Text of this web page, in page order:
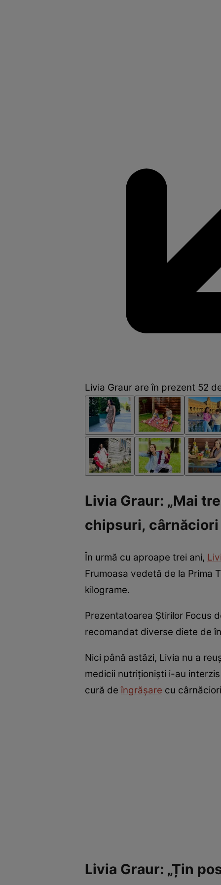
Livia Graur are în prezent 52
Livia Graur: „Mai
chipsuri,
În urmă cu aproape trei ani,
Frumoasa vedetă de la Prima
kilograme.
Prezentatoarea Știrilor Focus
recomandat diverse diete de
Nici până astăzi, Livia nu a
medicii nutriționiști i-au
cură deîngrășare cu
Livia Graur: „Țin